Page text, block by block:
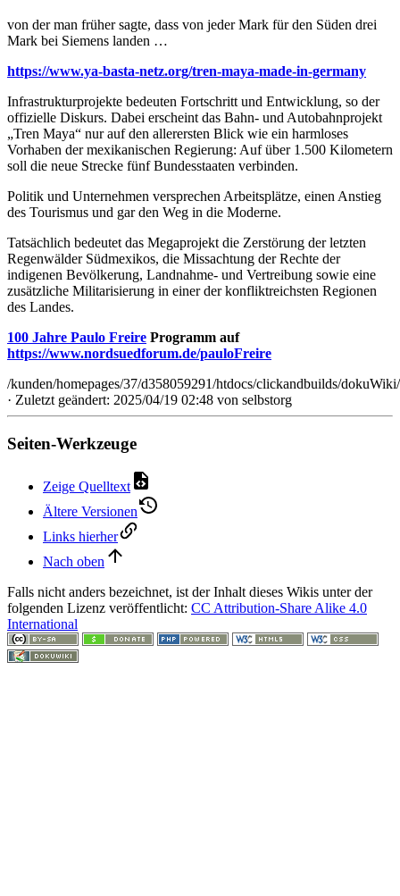
von der man früher sagte, dass von jeder Mark für den Süden drei
Mark bei Siemens landen …
https://www.ya-basta-netz.org/tren-maya-made-in-germany
Infrastrukturprojekte bedeuten Fortschritt und Entwicklung, so der
offizielle Diskurs. Dabei erscheint das Bahn- und Autobahnprojekt
„Tren Maya“ nur auf den allerersten Blick wie ein harmloses
Vorhaben der mexikanischen Regierung: Auf über 1.500 Kilometern
soll die neue Strecke fünf Bundesstaaten verbinden.
Politik und Unternehmen versprechen Arbeitsplätze, einen Anstieg
des Tourismus und gar den Weg in die Moderne.
Tatsächlich bedeutet das Megaprojekt die Zerstörung der letzten
Regenwälder Südmexikos, die Missachtung der Rechte der
indigenen Bevölkerung, Landnahme- und Vertreibung sowie eine
zusätzliche Militarisierung in einer der konfliktreichsten Regionen
des Landes.
100 Jahre Paulo Freire Programm auf
https://www.nordsuedforum.de/pauloFreire
/kunden/homepages/37/d358059291/htdocs/clickandbuilds/
· Zuletzt geändert: 2025/04/19 02:48 von selbstorg
Seiten-Werkzeuge
Zeige Quelltext
Ältere Versionen
Links hierher
Nach oben
Falls nicht anders bezeichnet, ist der Inhalt dieses Wikis unter der
folgenden Lizenz veröffentlicht: CC Attribution-Share Alike 4.0
International